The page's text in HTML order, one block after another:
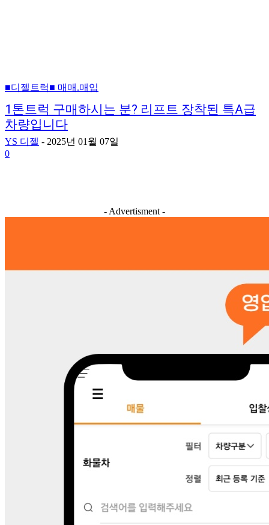
■디젤트럭■ 매매.매입
1톤트럭 구매하시는 분? 리프트 장착된 특A급
차량입니다
YS 디젤 - 2025년 01월 07일
0
- Advertisment -